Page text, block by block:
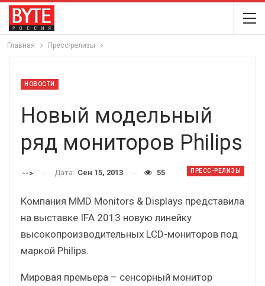
Главная Пресс-релизы
НОВОСТИ
Новый модельный
ряд мониторов Philips
ПРЕСС-РЕЛИЗЫ
--> Дата: Сен 15, 2013 55
Компания MMD Monitors & Displays представила
на выставке IFA 2013 новую линейку
высокопроизводительных LCD-мониторов под
маркой Philips.
Мировая премьера – сенсорный монитор